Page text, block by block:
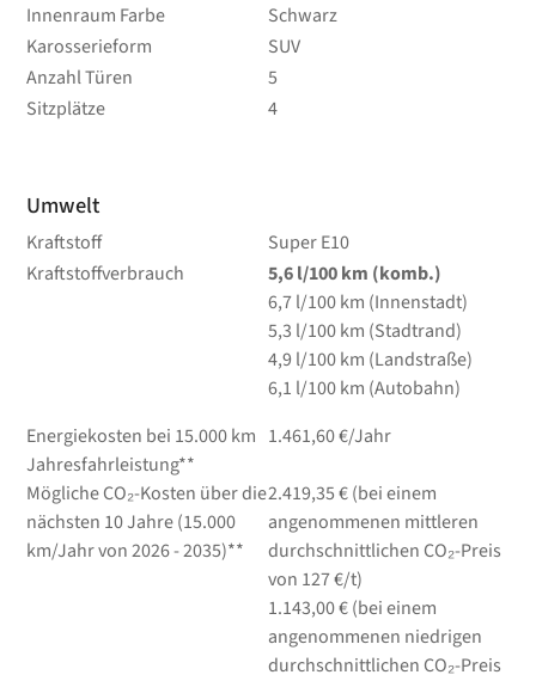
Innenraum Farbe
Schwarz
Karosserieform
SUV
Anzahl Türen
5
Sitzplätze
4
Umwelt
Kraftstoff
Super E10
Kraftstoffverbrauch
5,6l/100 km (komb.)
6,7l/100 km (Innenstadt)
5,3 l/100 km (Stadtrand)
4,9l/100 km (Landstraße)
6,1 l/100 km (Autobahn)
Energiekosten bei 15.000 km
Jahresfahrleistung**
1.461,60 €/Jahr
Mögliche CO₂-Kosten über die
nächsten 10 Jahre (15.000
km/Jahr von 2026 - 2035)**
2.419,35 € (bei einem
angenommenen mittleren
durchschnittlichen CO₂-Preis
von 127 €/t)
1.143,00 € (bei einem
angenommenen niedrigen
durchschnittlichen CO₂-Preis